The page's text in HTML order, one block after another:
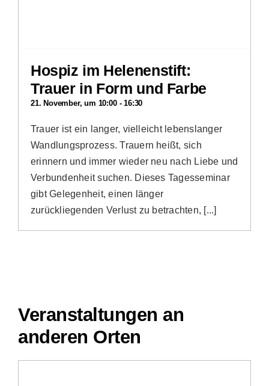
Hospiz im Helenenstift:
Trauer in Form und Farbe
21. November, um 10:00-16:30
Trauer ist ein langer, vielleicht lebenslanger
Wandlungsprozess. Trauern heißt, sich
erinnern und immer wieder neu nach Liebe und
Verbundenheit suchen. Dieses Tagesseminar
gibt Gelegenheit, einen länger
zurückliegenden Verlust zu betrachten, [...]
Veranstaltungen an
anderen Orten